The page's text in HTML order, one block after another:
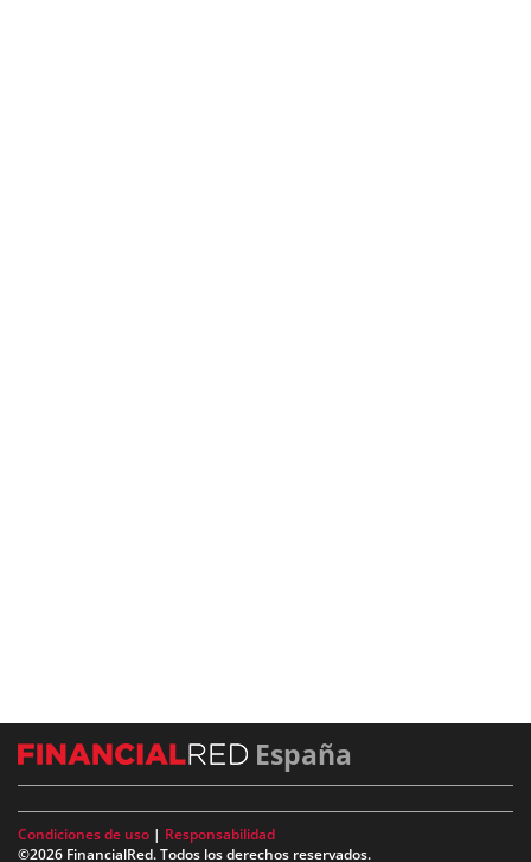
España
Condiciones de uso | Responsabilidad
©2026 FinancialRed. Todos los derechos reservados.